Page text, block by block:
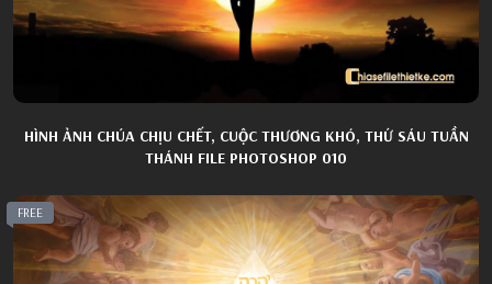
HÌNH ẢNH CHÚA CHỊU CHẾT, CUỘC THƯƠNG KHÓ, THỨ SÁU TUẦN
THÁNH FILE PHOTOSHOP 010
FREE